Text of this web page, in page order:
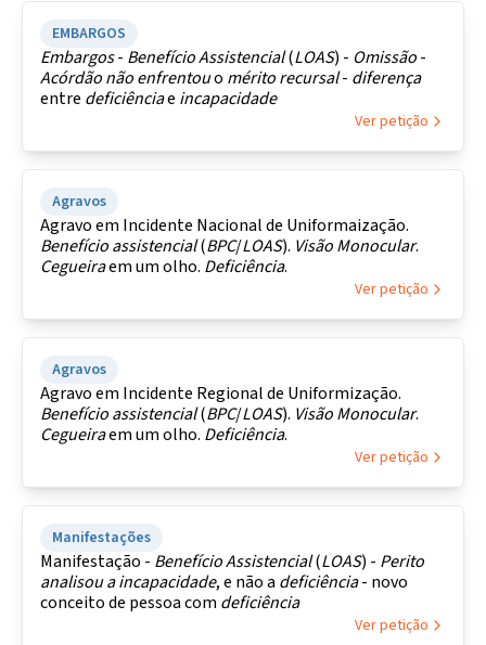
EMBARGOS
Embargos- Benefício Assistencial(LOAS) - Omissão-
Acórdãonãoenfrentouo méritorecursal- diferença
entre deficiênciae incapacidade
Ver petição
Agravos
Agravo em Incidente Nacional de Uniformaização.
Benefício assistencial(BPC/LOAS). VisãoMonocular.
Cegueiraem um olho. Deficiência.
Ver petição
Agravos
Agravo em Incidente Regional de Uniformização.
Benefício assistencial(BPC/LOAS). VisãoMonocular.
Cegueiraem um olho. Deficiência.
Ver petição
Manifestações
Manifestação - Benefício Assistencial(LOAS) - Perito
analisouaincapacidade, e não a deficiência- novo
conceito de pessoa com deficiência
Ver petição